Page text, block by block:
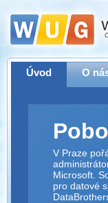
Úvod O
V Praze
Microsoft.
pro datové